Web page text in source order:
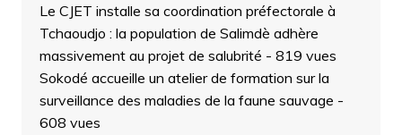
Le CJET installe sa coordination préfectorale à
Tchaoudjo : la population de Salimdè adhère
massivement au projet de salubrité - 819 vues
Sokodé accueille un atelier de formation sur la
surveillance des maladies de la faune sauvage -
608 vues